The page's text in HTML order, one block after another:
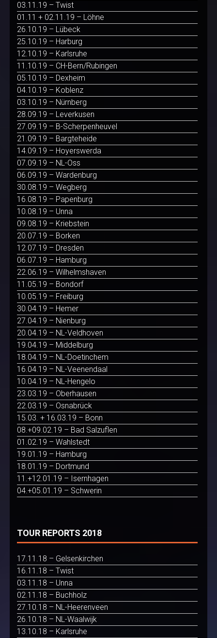
03.11.19 – Twist
01.11 + 02.11.19 – Löhne
26.10.19 – Lübeck
25.10.19 – Harburg
12.10.19 – Karlsruhe
11.10.19 – CH-Bern/Rubingen
05.10.19 – Dexheim
04.10.19 – Koblenz
03.10.19 – Nürnberg
28.09.19 – Leverkusen
27.09.19 – B-Scherpenheuvel
21.09.19 – Bargteheide
14.09.19 – Hoyerswerda
07.09.19 – NL-Oss
06.09.19 – Wardenburg
30.08.19 – Wegberg
16.08.19 – Papenburg
10.08.19 – Unna
09.08.19 – Kriebstein
20.07.19 – Borken
12.07.19 – Dresden
06.07.19 – Hamburg
22.06.19 – Wilhelmshaven
11.05.19 – Bondorf
10.05.19 – Freiburg
30.04.19 – Hemer
27.04.19 – Nienburg
20.04.19 – NL-Veldhoven
19.04.19 – Middelburg
18.04.19 – NL-Doetinchem
16.04.19 – NL-Veenendaal
10.04.19 – NL-Hengelo
23.03.19 – Oberhausen
22.03.19 – Osnabrück
15.03. + 16.03.19 – Bonn
08.+09.02.19 – Bad Salzuflen
01.02.19 – Wahlstedt
19.01.19 – Hamburg
18.01.19 – Dortmund
11.+12.01.19 – Isernhagen
04.+05.01.19 – Schwerin
TOUR REPORTS 2018
17.11.18 – Gelsenkirchen
16.11.18 – Twist
03.11.18 – Unna
02.11.18 – Buchholz
27.10.18 – NL-Heerenveen
26.10.18 – NL-Waalwijk
13.10.18 – Karlsruhe